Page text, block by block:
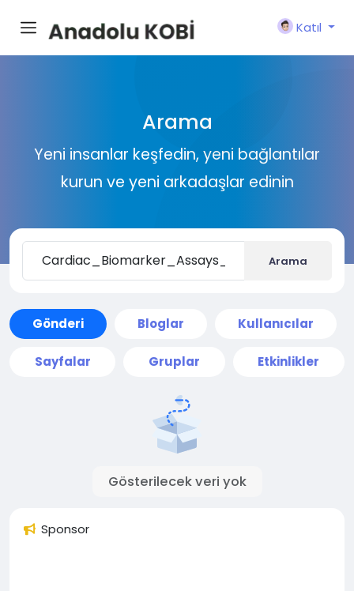
Katıl
Arama
Yeni insanlar keşfedin, yeni bağlantılar
kurun ve yeni arkadaşlar edinin
Arama
Gönderi Bloglar Kullanıcılar
Sayfalar Gruplar Etkinlikler
Gösterilecek veri yok
Sponsor